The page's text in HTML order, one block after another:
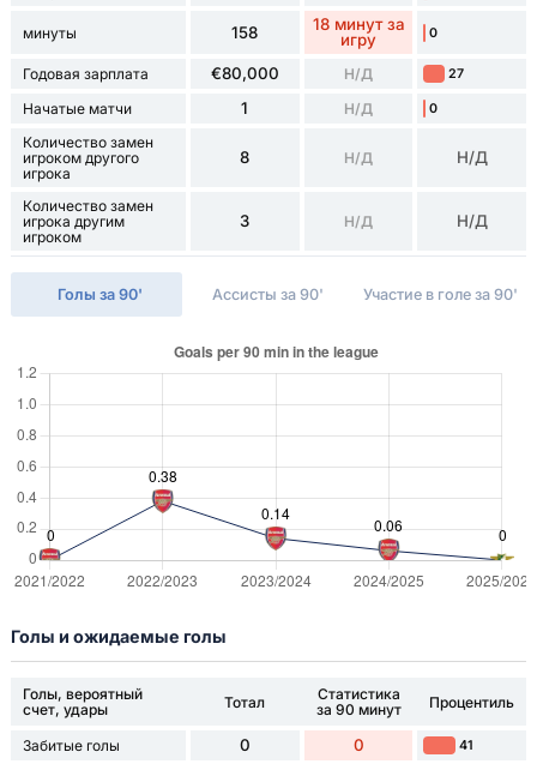
минуты 158
18 минут за
игру
0
Годовая зарплата €80,000 Н/Д 27
Начатые матчи 1 Н/Д 0
Количество замен
игроком другого
игрока
8 Н/Д Н/Д
Количество замен
игрока другим
игроком
3 Н/Д Н/Д
Голы за 90' Ассисты за 90' Участие в голе за 90'
Голы и ожидаемые голы
Голы, вероятный
счет, удары
Тотал
Статистика
за 90 минут
Процентиль
Забитые голы 0 0 41